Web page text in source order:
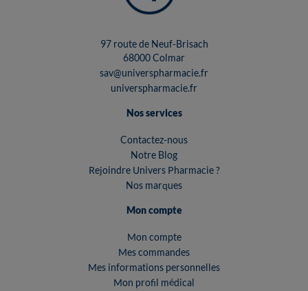
97 route de Neuf-Brisach
68000 Colmar
sav@universpharmacie.fr
universpharmacie.fr
Nos services
Contactez-nous
Notre Blog
Rejoindre Univers Pharmacie ?
Nos marques
Mon compte
Mon compte
Mes commandes
Mes informations personnelles
Mon profil médical